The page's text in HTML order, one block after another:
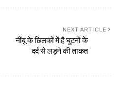
NEXT ARTICLE
नींबू के छिलकों में है घुटनों के
दर्द से लड़ने की ताकत